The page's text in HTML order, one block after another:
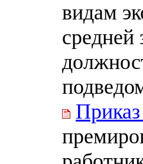
видам
средней